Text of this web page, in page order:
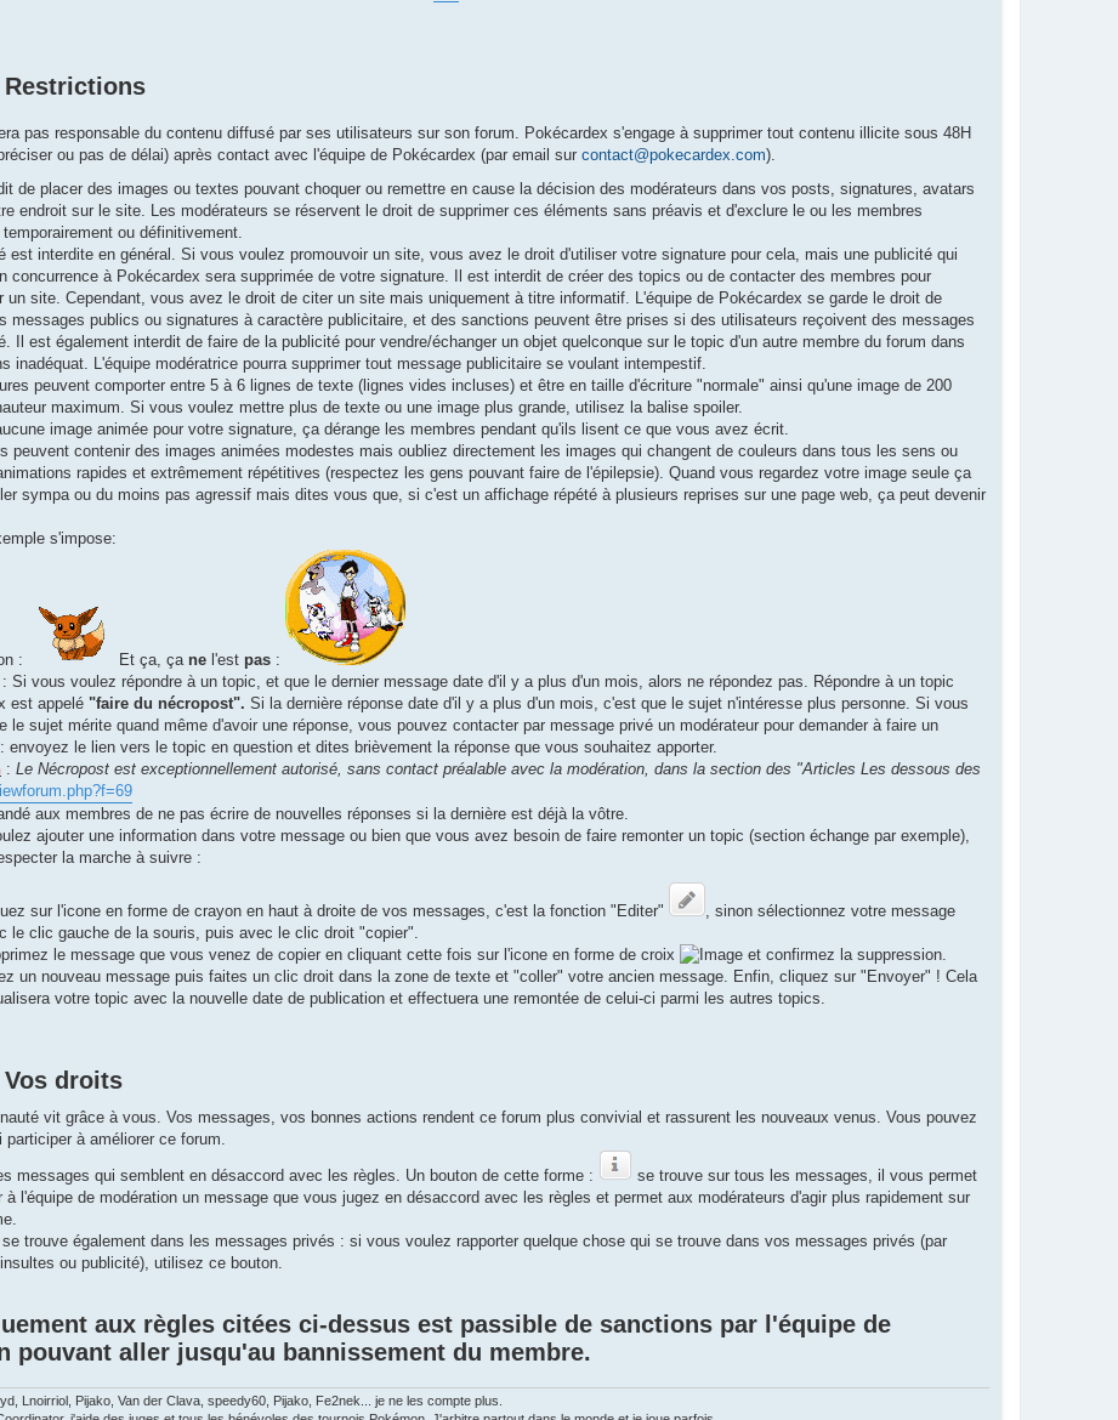
Restrictions
pas responsable du contenu diffusé par ses utilisateurs sur son forum. Pokécardex s'engage à supprimer tout contenu illicite sous 48H
ou pas de délai) après contact avec l'équipe de Pokécardex (par email sur contact@pokecardex.com).
de placer des images ou textes pouvant choquer ou remettre en cause la décision des modérateurs dans vos posts, signatures, avatars
endroit sur le site. Les modérateurs se réservent le droit de supprimer ces éléments sans préavis et d'exclure le ou les membres
ou définitivement.
est interdite en général. Si vous voulez promouvoir un site, vous avez le droit d'utiliser votre signature pour cela, mais une publicité qui
concurrence à Pokécardex sera supprimée de votre signature. Il est interdit de créer des topics ou de contacter des membres pour
un site. Cependant, vous avez le droit de citer un site mais uniquement à titre informatif. L'équipe de Pokécardex se garde le droit de
messages publics ou signatures à caractère publicitaire, et des sanctions peuvent être prises si des utilisateurs reçoivent des messages
Il est également interdit de faire de la publicité pour vendre/échanger un objet quelconque sur le topic d'un autre membre du forum dans
inadéquat. L'équipe modératrice pourra supprimer tout message publicitaire se voulant intempestif.
peuvent comporter entre 5 à 6 lignes de texte (lignes vides incluses) et être en taille d'écriture "normale" ainsi qu'une image de 200
maximum. Si vous voulez mettre plus de texte ou une image plus grande, utilisez la balise spoiler.
image animée pour votre signature, ça dérange les membres pendant qu'ils lisent ce que vous avez écrit.
peuvent contenir des images animées modestes mais oubliez directement les images qui changent de couleurs dans tous les sens ou
rapides et extrêmement répétitives (respectez les gens pouvant faire de l'épilepsie). Quand vous regardez votre image seule ça
sympa ou du moins pas agressif mais dites vous que, si c'est un affichage répété à plusieurs reprises sur une page web, ça peut devenir
s'impose:
: Et ça, ça ne l'est pas :
: Si vous voulez répondre à un topic, et que le dernier message date d'il y a plus d'un mois, alors ne répondez pas. Répondre à un topic
est appelé "faire du nécropost". Si la dernière réponse date d'il y a plus d'un mois, c'est que le sujet n'intéresse plus personne. Si vous
le sujet mérite quand même d'avoir une réponse, vous pouvez contacter par message privé un modérateur pour demander à faire un
envoyez le lien vers le topic en question et dites brièvement la réponse que vous souhaitez apporter.
: Le Nécropost est exceptionnellement autorisé, sans contact préalable avec la modération, dans la section des "Articles Les dessous des
aux membres de ne pas écrire de nouvelles réponses si la dernière est déjà la vôtre.
ajouter une information dans votre message ou bien que vous avez besoin de faire remonter un topic (section échange par exemple),
la marche à suivre :
sur l'icone en forme de crayon en haut à droite de vos messages, c'est la fonction "Editer"
, sinon sélectionnez votre message
le clic gauche de la souris, puis avec le clic droit "copier".
le message que vous venez de copier en cliquant cette fois sur l'icone en forme de croix
et confirmez la suppression.
un nouveau message puis faites un clic droit dans la zone de texte et "coller" votre ancien message. Enfin, cliquez sur "Envoyer" ! Cela
votre topic avec la nouvelle date de publication et effectuera une remontée de celui-ci parmi les autres topics.
Vos droits
vit grâce à vous. Vos messages, vos bonnes actions rendent ce forum plus convivial et rassurent les nouveaux venus. Vous pouvez
participer à améliorer ce forum.
messages qui semblent en désaccord avec les règles. Un bouton de cette forme :
se trouve sur tous les messages, il vous permet
à l'équipe de modération un message que vous jugez en désaccord avec les règles et permet aux modérateurs d'agir plus rapidement sur
trouve également dans les messages privés : si vous voulez rapporter quelque chose qui se trouve dans vos messages privés (par
ou publicité), utilisez ce bouton.
aux règles citées ci-dessus est passible de sanctions par l'équipe de
pouvant aller jusqu'au bannissement du membre.
Lnoirriol, Pijako, Van der Clava, speedy60, Pijako, Fe2nek... je ne les compte plus.